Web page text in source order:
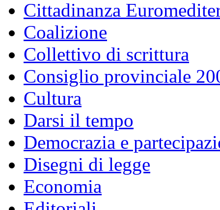
Cittadinanza
Coalizione
Collettivo di scrittura
Consiglio provinciale
Cultura
Darsi il tempo
Democrazia e
Disegni di legge
Economia